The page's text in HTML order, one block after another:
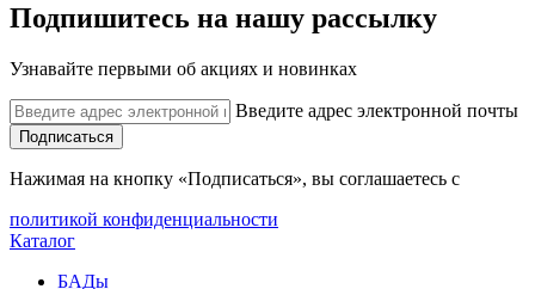
Подпишитесь на нашу рассылку
Узнавайте первыми об акциях и новинках
Введите адрес электронной почты
Подписаться
Нажимая на кнопку «Подписаться», вы соглашаетесь с
политикой конфиденциальности
Каталог
БАДы